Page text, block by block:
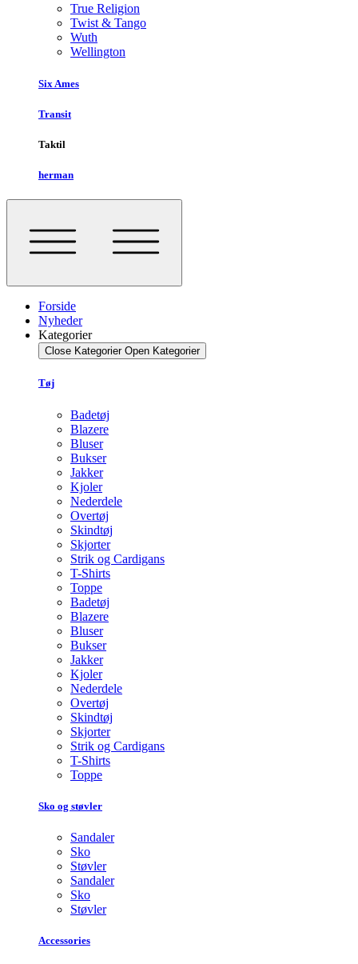
True Religion
Twist & Tango
Wuth
Wellington
Six Ames
Transit
Taktil
herman
Forside
Nyheder
Kategorier
Close Kategorier Open Kategorier
Tøj
Badetøj
Blazere
Bluser
Bukser
Jakker
Kjoler
Nederdele
Overtøj
Skindtøj
Skjorter
Strik og Cardigans
T-Shirts
Toppe
Badetøj
Blazere
Bluser
Bukser
Jakker
Kjoler
Nederdele
Overtøj
Skindtøj
Skjorter
Strik og Cardigans
T-Shirts
Toppe
Sko og støvler
Sandaler
Sko
Støvler
Sandaler
Sko
Støvler
Accessories